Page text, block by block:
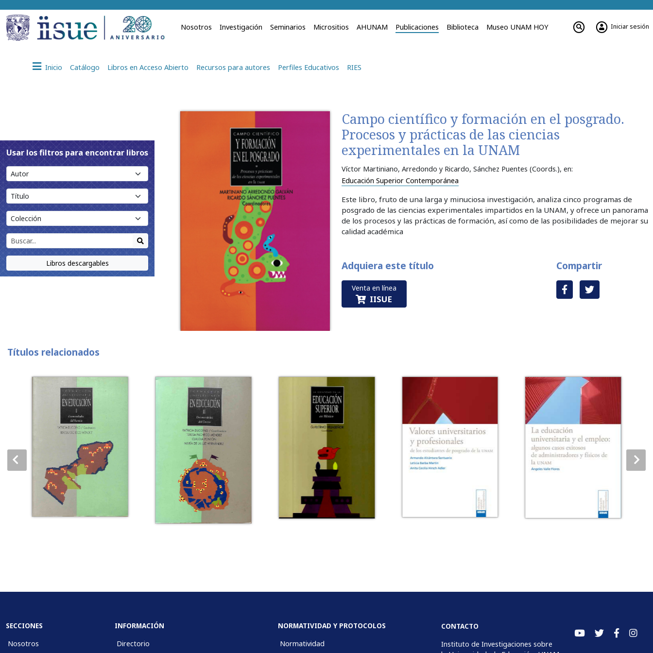
Nosotros Investigación Seminarios Micrositios AHUNAM Publicaciones Biblioteca Museo UNAM HOY Iniciar sesión
Inicio Catálogo Libros en Acceso Abierto Recursos para autores Perfiles Educativos RIES
Usar los filtros para encontrar libros
Libros descargables
Campo científico y formación en el posgrado.
Procesos y prácticas de las ciencias
experimentales en la UNAM
Víctor Martiniano, Arredondo y Ricardo, Sánchez Puentes (Coords.), en:
Educación Superior Contemporánea
Este libro, fruto de una larga y minuciosa investigación, analiza cinco programas de
posgrado de las ciencias experimentales impartidos en la UNAM, y ofrece un panorama
de los procesos y las prácticas de formación, así como de las posibilidades de mejorar su
calidad académica
Adquiera este título
Venta en línea
IISUE
Compartir
Títulos relacionados
SECCIONES
Nosotros
INFORMACIÓN
Directorio
NORMATIVIDAD Y PROTOCOLOS
Normatividad
CONTACTO
Instituto de Investigaciones sobre